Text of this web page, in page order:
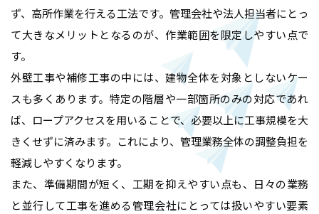
ず、高所作業を行える工法です。管理会社や法人担当者にとっ
て大きなメリットとなるのが、作業範囲を限定しやすい点で
す。
外壁工事や補修工事の中には、建物全体を対象としないケー
スも多くあります。特定の階層や一部箇所のみの対応であれ
ば、ロープアクセスを用いることで、必要以上に工事規模を大
きくせずに済みます。これにより、管理業務全体の調整負担を
軽減しやすくなります。
また、準備期間が短く、工期を抑えやすい点も、日々の業務
と並行して工事を進める管理会社にとっては扱いやすい要素